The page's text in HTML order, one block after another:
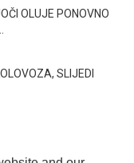
OLUJE PONOVNO
SLIJEDI